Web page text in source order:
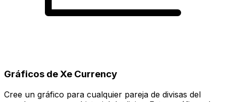
Gráficos de Xe Currency
Cree un gráfico para cualquier pareja de divisas del